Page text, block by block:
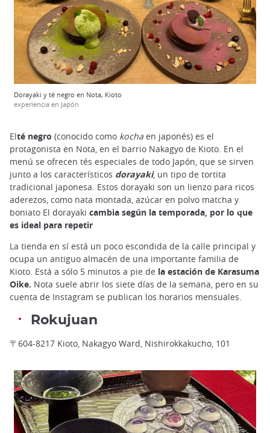
Dorayaki y té negro en Nota, Kioto
experiencia en Japón
Elté negro (conocido como kocha en japonés) es el
protagonista en Nota, en el barrio Nakagyo de Kioto. En el
menú se ofrecen tés especiales de todo Japón, que se sirven
junto a los característicos dorayaki, un tipo de tortita
tradicional japonesa. Estos dorayaki son un lienzo para ricos
aderezos, como nata montada, azúcar en polvo matcha y
boniato El dorayaki cambia según la temporada, por lo que
es ideal para repetir
La tienda en sí está un poco escondida de la calle principal y
ocupa un antiguo almacén de una importante familia de
Kioto. Está a sólo 5 minutos a pie de la estación de Karasuma
Oike. Nota suele abrir los siete días de la semana, pero en su
cuenta de Instagram se publican los horarios mensuales.
Rokujuan
〒604-8217 Kioto, Nakagyo Ward, Nishirokkakucho, 101